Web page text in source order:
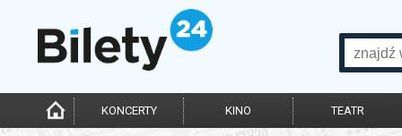
KONCERTY KINO TEATR